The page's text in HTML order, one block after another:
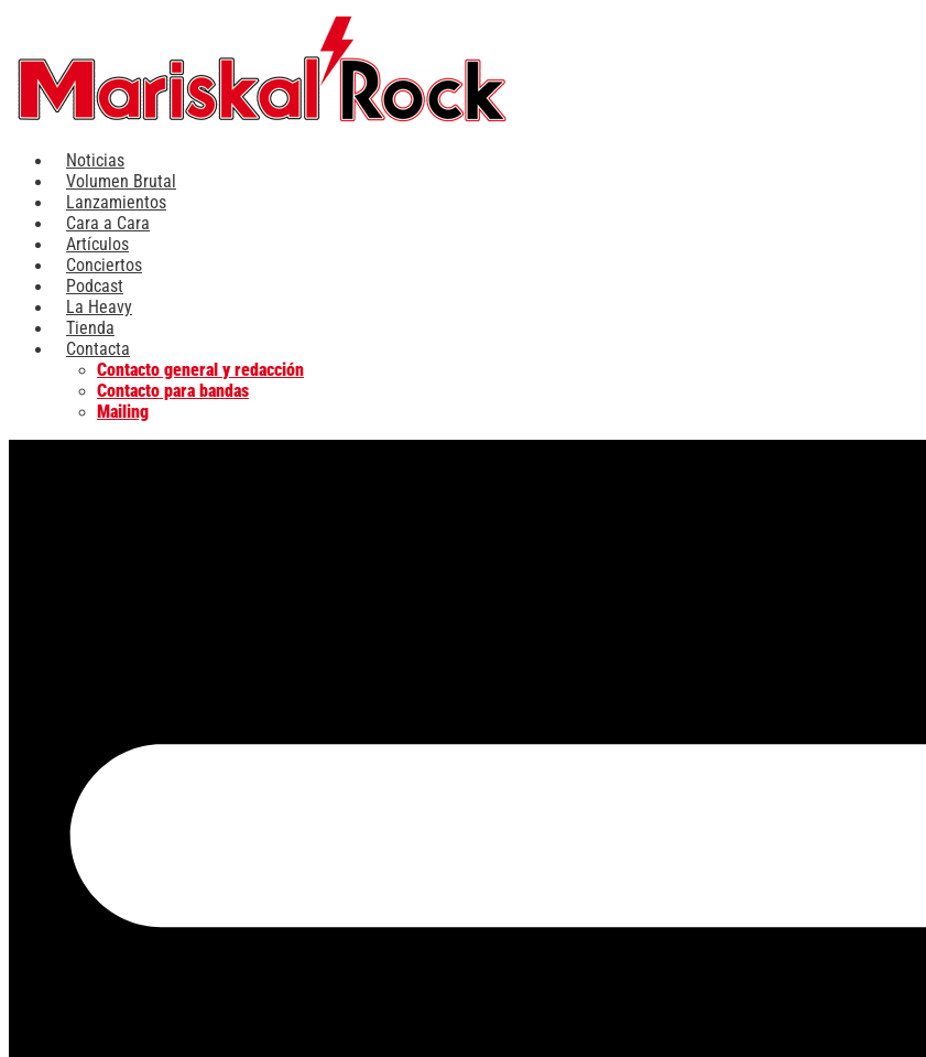
contenido
Noticias
Volumen Brutal
Lanzamientos
Cara a Cara
Artículos
Conciertos
Podcast
La Heavy
Tienda
Contacta
Contacto general y redacción
Contacto para bandas
Mailing